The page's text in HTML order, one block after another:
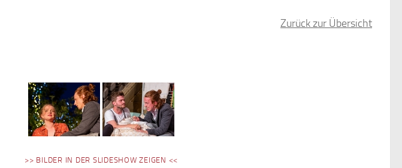
Zurück zur Übersicht
>> BILDER IN DER SLIDESHOW ZEIGEN <<